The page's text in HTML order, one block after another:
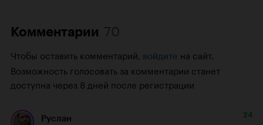
Комментарии
Чтобы оставить комментарий, войдите на сайт.
Возможность голосовать за комментарии станет
доступна через 8 дней после регистрации
Руслан 24